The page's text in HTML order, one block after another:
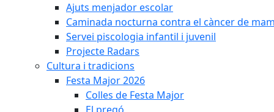
Ajuts menjador escolar
Caminada nocturna contra el càncer de
Servei piscologia infantil i juvenil
Projecte Radars
Cultura i tradicions
Festa Major 2026
Colles de Festa Major